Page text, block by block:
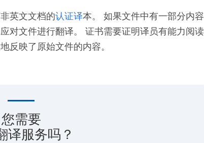
英文文档的认证译本。 如果文件中有一部分内容
对文件进行翻译。 证书需要证明译员有能力阅读
反映了原始文件的内容。
您需要
译服务吗？